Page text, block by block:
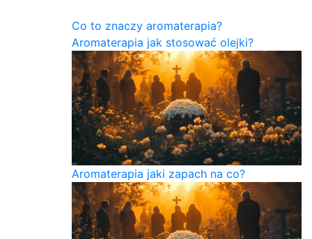
Co to znaczy aromaterapia?
Aromaterapia jak stosować olejki?
Aromaterapia jaki zapach na co?